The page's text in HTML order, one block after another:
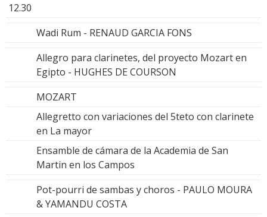
12.30
Wadi Rum - RENAUD GARCIA FONS
Allegro para clarinetes, del proyecto Mozart en
Egipto - HUGHES DE COURSON
MOZART
Allegretto con variaciones del 5teto con clarinete
en La mayor
Ensamble de cámara de la Academia de San
Martin en los Campos
Pot-pourri de sambas y choros - PAULO MOURA
& YAMANDU COSTA